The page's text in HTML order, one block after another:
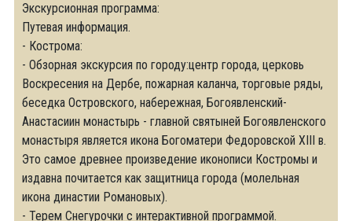
Экскурсионная программа:
Путевая информация.
- Кострома:
- Обзорная экскурсия по городу:центр города, церковь
Воскресения на Дербе, пожарная каланча, торговые ряды,
беседка Островского, набережная, Богоявленский-
Анастасиин монастырь - главной святыней Богоявленского
монастыря является икона Богоматери Федоровской XIII в.
Это самое древнее произведение иконописи Костромы и
издавна почитается как защитница города (молельная
икона династии Романовых).
- Терем Снегурочки с интерактивной программой.